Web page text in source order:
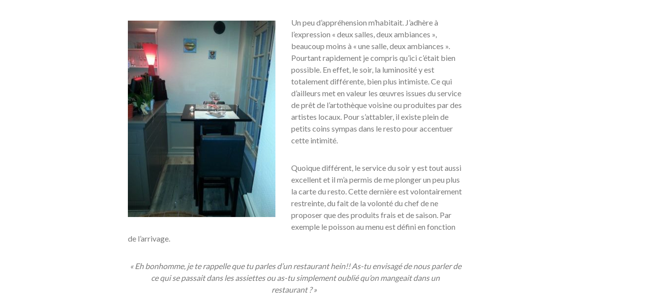
Un peu d’appréhension m’habitait. J’adhère à
l’expression « deux salles, deux ambiances »,
beaucoup moins à « une salle, deux ambiances ».
Pourtant rapidement je compris qu’ici c’était bien
possible. En effet, le soir, la luminosité y est
totalement différente, bien plus intimiste. Ce qui
d’ailleurs met en valeur les œuvres issues du service
de prêt de l’artothèque voisine ou produites par des
artistes locaux. Pour s’attabler, il existe plein de
petits coins sympas dans le resto pour accentuer
cette intimité.
Quoique différent, le service du soir y est tout aussi
excellent et il m’a permis de me plonger un peu plus
la carte du resto. Cette dernière est volontairement
restreinte, du fait de la volonté du chef de ne
proposer que des produits frais et de saison. Par
exemple le poisson au menu est défini en fonction
de l’arrivage.
« Eh bonhomme, je te rappelle que tu parles d’un restaurant hein!! As-tu envisagé de nous parler de
ce qui se passait dans les assiettes ou as-tu simplement oublié qu’on mangeait dans un
restaurant ? »